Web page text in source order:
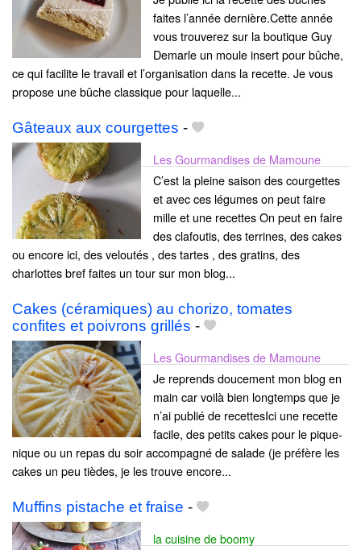
faites l’année dernière.Cette année
vous trouverez sur la boutique Guy
Demarle un moule insert pour bûche,
ce qui facilite le travail et l’organisation dans la recette. Je vous
propose une bûche classique pour laquelle...
Gâteaux aux courgettes -
Les Gourmandises de Mamoune
C’est la pleine saison des courgettes
et avec ces légumes on peut faire
mille et une recettes On peut en faire
des clafoutis, des terrines, des cakes
ou encore ici, des veloutés , des tartes , des gratins, des
charlottes bref faites un tour sur mon blog...
Cakes (céramiques) au chorizo, tomates
confites et poivrons grillés -
Les Gourmandises de Mamoune
Je reprends doucement mon blog en
main car voilà bien longtemps que je
n’ai publié de recettesIci une recette
facile, des petits cakes pour le pique-
nique ou un repas du soir accompagné de salade (je préfère les
cakes un peu tièdes, je les trouve encore...
Muffins pistache et fraise -
la cuisine de boomy